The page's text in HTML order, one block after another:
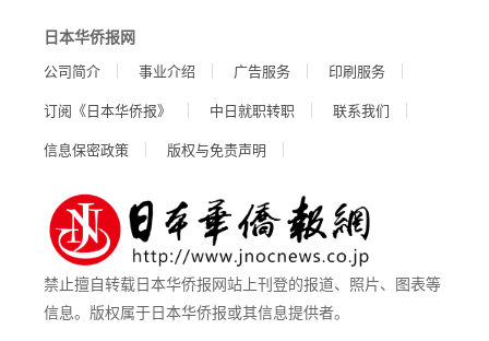
日本华侨报网
公司简介 事业介绍 广告服务
印刷服务
订阅《日本华侨报》
中日就职转职
联系我们
信息保密政策
版权与免责声明
禁止擅自转载日本华侨报网站上刊登的报道、照片、图表等
信息。版权属于日本华侨报或其信息提供者。